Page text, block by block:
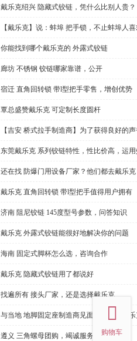
戴乐克绍兴 隐藏式铰链，凭什么比别人贵？
【戴乐克】说：蚌埠 把手锁，不止蚌埠人
你能找到哪个戴乐克的 外露式铰链
廊坊 不锈钢 铰链哪家靠谱，公开
宿迁 直角回转锁 带l型把手零售，增创优势
覃总盛赞戴乐克 可定制长度圆杆
【吉安 桥式拉手制造商】为了获得良好的
东莞戴乐克 系列铰链特性，性比价高，运
还在找 防爆门用设备厂家？他们都去戴乐克
戴乐克 直角回转锁 带l型把手值得用户拥有
济南 阻尼铰链 145度型号参数，问答知识
戴乐克 外露式铰链能很好地解决你的问题
海南 固定式脚杯怎么选，咨询合作
戴乐克 隐藏式铰链用了都说好
找遍所有 接头厂家，还是选择戴乐克
与当地 地脚固定座制造商见面很容易。戴
遵义 三角螺母团购，竭诚服务 购物车